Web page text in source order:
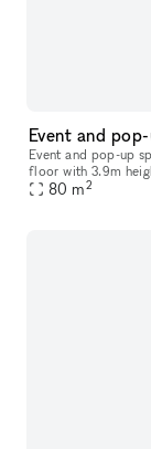
Event and
Event and pop-up
floor with 3.9m
80 m2